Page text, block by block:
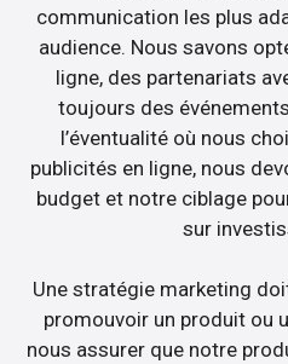
communication les plus
audience. Nous savons
ligne, des partenariats
toujours des
l’éventualité où nous
publicités en ligne, nous
budget et notre ciblage
sur
Une stratégie marketing
promouvoir un produit ou
nous assurer que notre